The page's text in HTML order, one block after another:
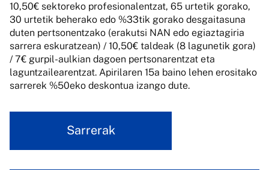
10,50€ sektoreko profesionalentzat, 65 urtetik gorako,
30 urtetik beherako edo %33tik gorako desgaitasuna
duten pertsonentzako (erakutsi NAN edo egiaztagiria
sarrera eskuratzean) / 10,50€ taldeak (8 lagunetik gora)
/ 7€ gurpil-aulkian dagoen pertsonarentzat eta
laguntzailearentzat. Apirilaren 15a baino lehen erositako
sarrerek %50eko deskontua izango dute.
Sarrerak